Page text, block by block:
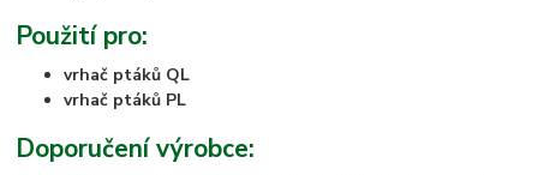
Použití pro:
vrhač ptáků QL
vrhač ptáků PL
Doporučení výrobce: